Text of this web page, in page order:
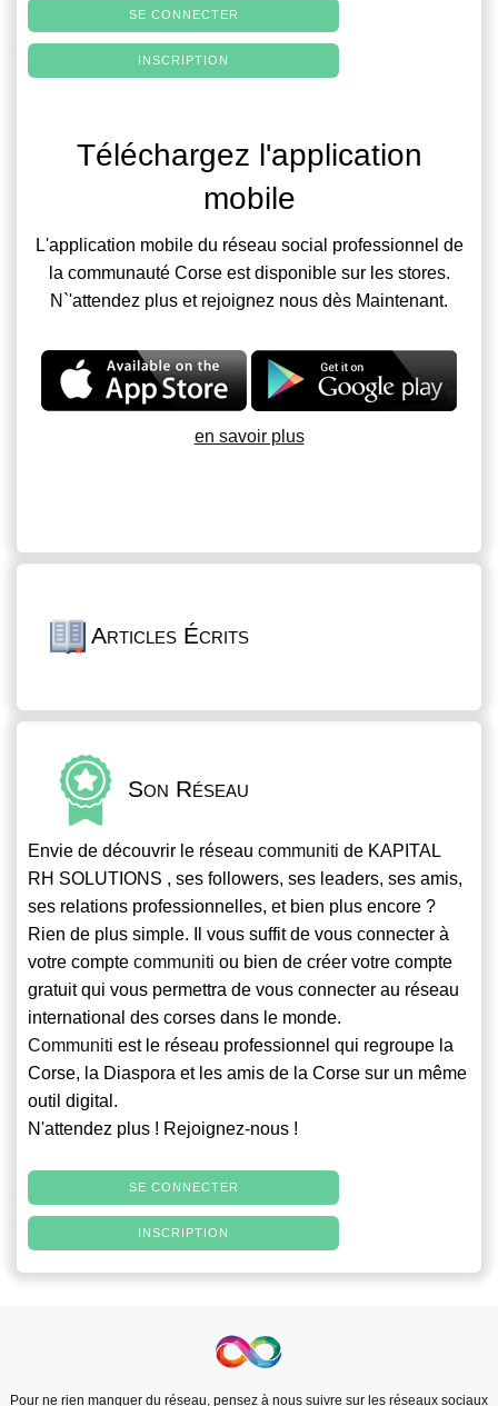
SE CONNECTER
INSCRIPTION
Téléchargez l'application
mobile
L'application mobile du réseau social professionnel de
la communauté Corse est disponible sur les stores.
N`'attendez plus et rejoignez nous dès Maintenant.
en savoir plus
Articles Écrits
Son Réseau
Envie de découvrir le réseau communiti de KAPITAL
RH SOLUTIONS , ses followers, ses leaders, ses amis,
ses relations professionnelles, et bien plus encore ?
Rien de plus simple. Il vous suffit de vous connecter à
votre compte communiti ou bien de créer votre compte
gratuit qui vous permettra de vous connecter au réseau
international des corses dans le monde.
Communiti est le réseau professionnel qui regroupe la
Corse, la Diaspora et les amis de la Corse sur un même
outil digital.
N'attendez plus ! Rejoignez-nous !
SE CONNECTER
INSCRIPTION
Pour ne rien manquer du réseau, pensez à nous suivre sur les réseaux sociaux